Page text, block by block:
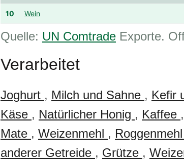
10 Wein
Quelle: UN Comtrade Exporte.
Verarbeitet
Joghurt , Milch und Sahne , Kefir
Käse , Natürlicher Honig , Kaffee ,
Mate , Weizenmehl , Roggenmehl
anderer Getreide , Grütze ,